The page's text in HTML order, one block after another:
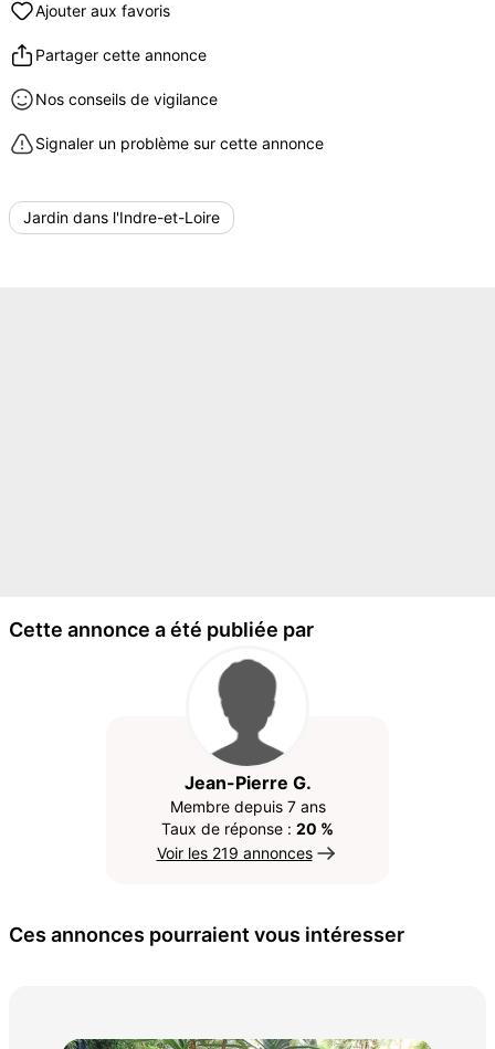
Ajouter aux favoris
Partager cette annonce
Nos conseils de vigilance
Signaler un problème sur cette annonce
Jardin dans l'Indre-et-Loire
Cette annonce a été publiée par
Jean-Pierre G.
Membre depuis 7 ans
Taux de réponse : 20 %
Voir les 219 annonces
Ces annonces pourraient vous intéresser